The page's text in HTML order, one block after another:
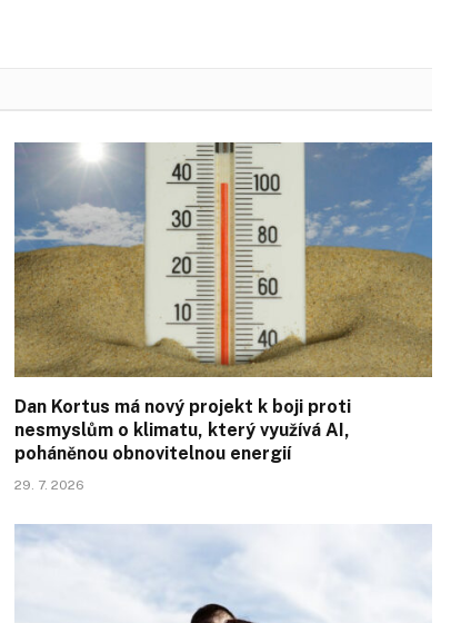
Dan Kortus má nový projekt k boji proti
nesmyslům o klimatu, který využívá AI,
poháněnou obnovitelnou energií
29. 7. 2026